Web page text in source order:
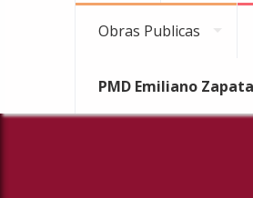
Obras Publicas
PMD Emiliano Zapata